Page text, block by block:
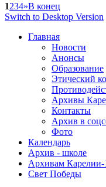
1234»В конец
Switch to Desktop Version
Главная
Новости
Анонсы
Образование
Этический
Архивы
Контакты
Архив в
Фото
Календарь
Архив - школе
Архивам Карелии-
Свет Победы